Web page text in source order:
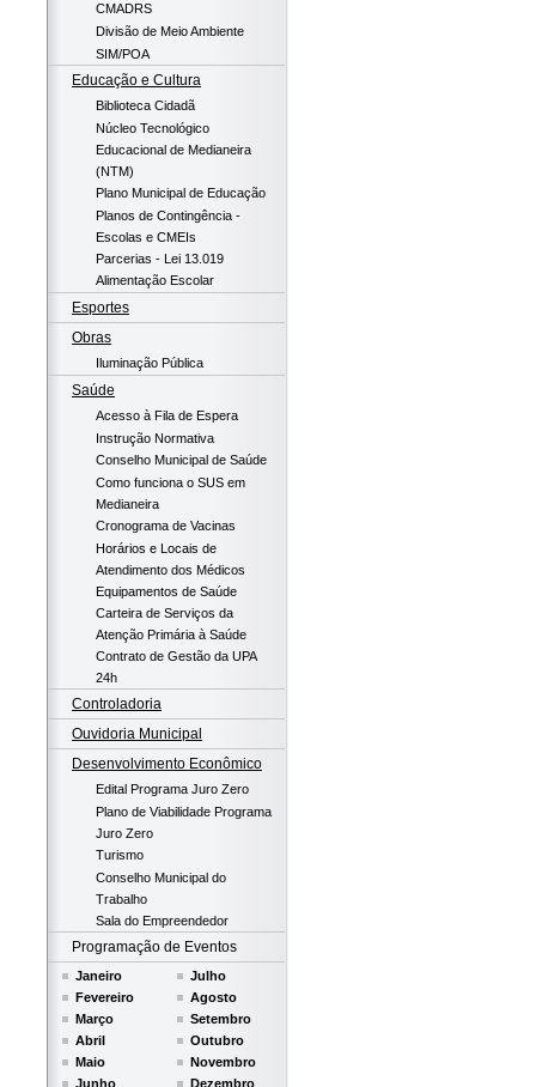
CMADRS
Divisão de Meio Ambiente
SIM/POA
Educação e Cultura
Biblioteca Cidadã
Núcleo Tecnológico
Educacional de Medianeira
(NTM)
Plano Municipal de Educação
Planos de Contingência -
Escolas e CMEIs
Parcerias - Lei 13.019
Alimentação Escolar
Esportes
Obras
Iluminação Pública
Saúde
Acesso à Fila de Espera
Instrução Normativa
Conselho Municipal de Saúde
Como funciona o SUS em
Medianeira
Cronograma de Vacinas
Horários e Locais de
Atendimento dos Médicos
Equipamentos de Saúde
Carteira de Serviços da
Atenção Primária à Saúde
Contrato de Gestão da UPA
24h
Controladoria
Ouvidoria Municipal
Desenvolvimento Econômico
Edital Programa Juro Zero
Plano de Viabilidade Programa
Juro Zero
Turismo
Conselho Municipal do
Trabalho
Sala do Empreendedor
Programação de Eventos
Janeiro
Fevereiro
Março
Abril
Maio
Junho
Julho
Agosto
Setembro
Outubro
Novembro
Dezembro